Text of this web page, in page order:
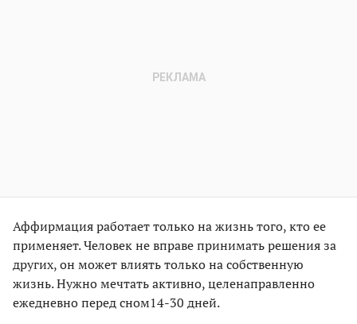
Аффирмация работает только на жизнь того, кто ее
применяет. Человек не вправе принимать решения за
других, он может влиять только на собственную
жизнь. Нужно мечтать активно, целенаправленно
ежедневно перед сном14-30 дней.